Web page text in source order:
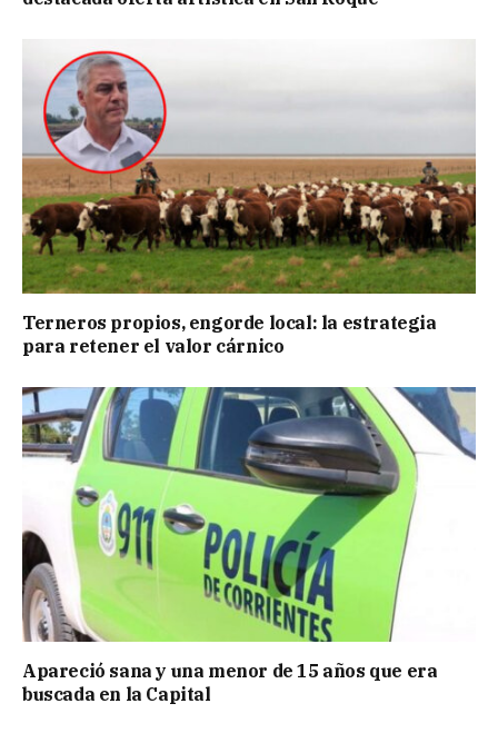
Terneros propios, engorde local: la estrategia
para retener el valor cárnico
Apareció sana y una menor de 15 años que era
buscada en la Capital